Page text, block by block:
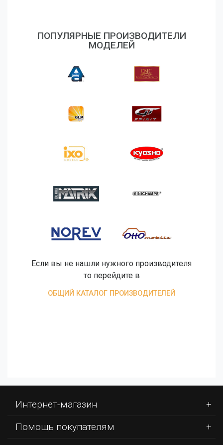
ПОПУЛЯРНЫЕ ПРОИЗВОДИТЕЛИ
МОДЕЛЕЙ
Если вы не нашли нужного производителя
то перейдите в
ОБЩИЙ КАТАЛОГ ПРОИЗВОДИТЕЛЕЙ
Интернет-магазин
Помощь покупателям